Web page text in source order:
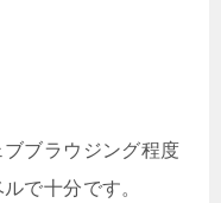
ブラウジング程度
で十分です。